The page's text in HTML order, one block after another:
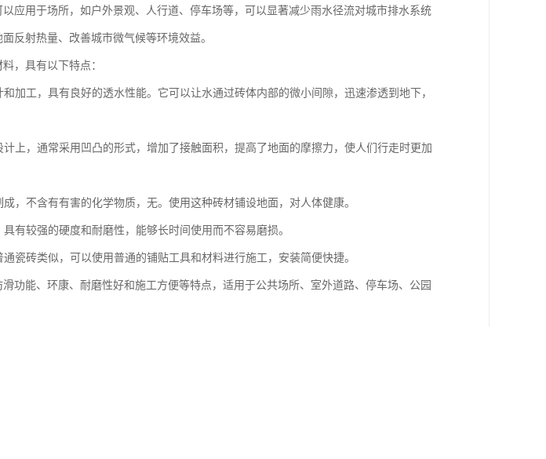
应用于场所，如户外景观、人行道、停车场等，可以显著减少雨水径流对城市排水系统
反射热量、改善城市微气候等环境效益。
，具有以下特点：
加工，具有良好的透水性能。它可以让水通过砖体内部的微小间隙，迅速渗透到地下，
上，通常采用凹凸的形式，增加了接触面积，提高了地面的摩擦力，使人们行走时更加
，不含有有害的化学物质，无。使用这种砖材铺设地面，对人体健康。
有较强的硬度和耐磨性，能够长时间使用而不容易磨损。
瓷砖类似，可以使用普通的铺贴工具和材料进行施工，安装简便快捷。
功能、环康、耐磨性好和施工方便等特点，适用于公共场所、室外道路、停车场、公园